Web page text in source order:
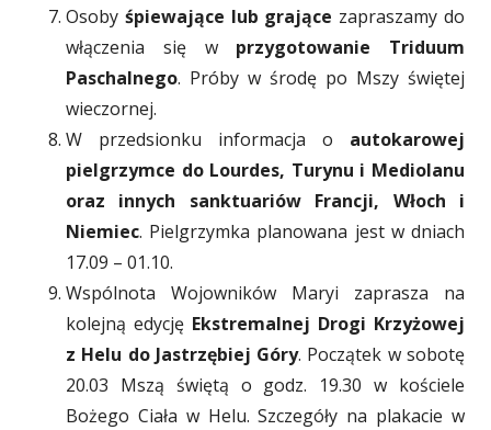
Osoby śpiewające lub grające zapraszamy do
włączenia się w przygotowanie Triduum
Paschalnego. Próby w środę po Mszy świętej
wieczornej.
W przedsionku informacja o autokarowej
pielgrzymce do Lourdes, Turynu i Mediolanu
oraz innych sanktuariów Francji, Włoch i
Niemiec. Pielgrzymka planowana jest w dniach
17.09 – 01.10.
Wspólnota Wojowników Maryi zaprasza na
kolejną edycję Ekstremalnej Drogi Krzyżowej
z Helu do Jastrzębiej Góry. Początek w sobotę
20.03 Mszą świętą o godz. 19.30 w kościele
Bożego Ciała w Helu. Szczegóły na plakacie w